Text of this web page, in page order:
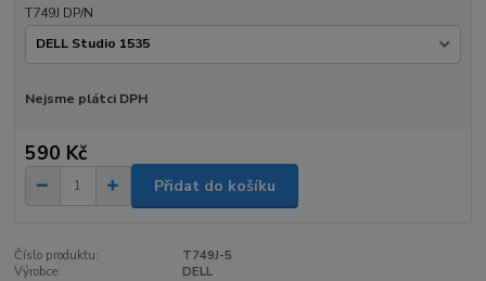
T749J DP/N
Nejsme plátci DPH
590 Kč
Přidat do košíku
Číslo produktu:
T749J-5
Výrobce:
DELL